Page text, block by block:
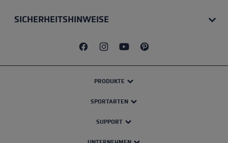
SICHERHEITSHINWEISE
PRODUKTE
SPORTARTEN
SUPPORT